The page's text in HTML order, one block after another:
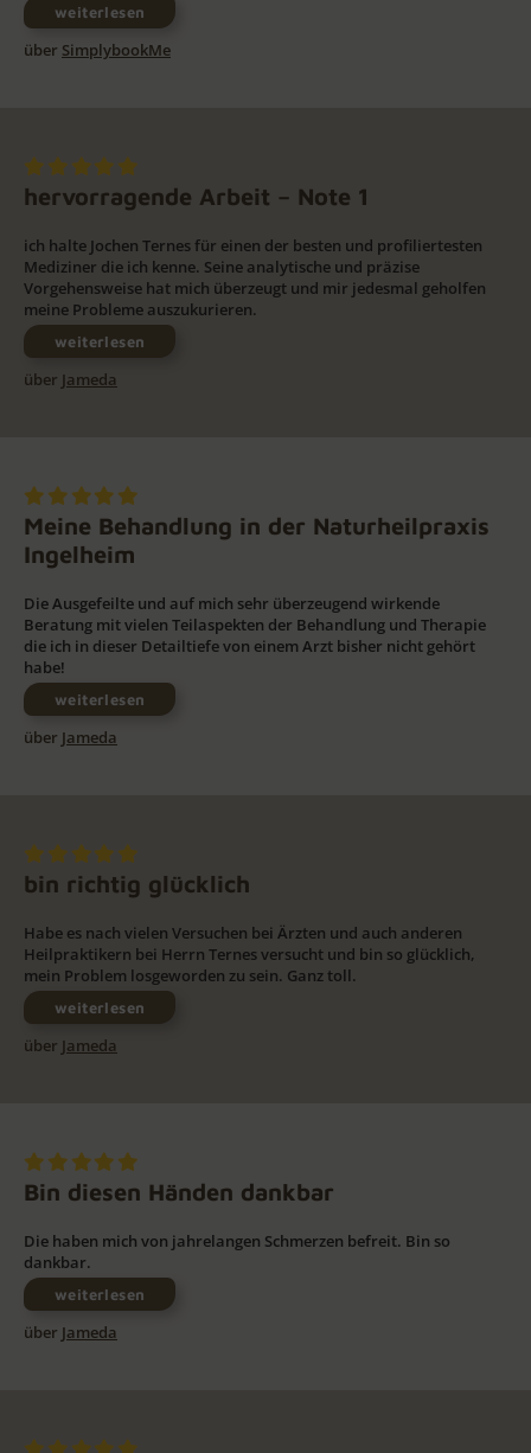
weiterlesen
über SimplybookMe
hervorragende Arbeit – Note 1
ich halte Jochen Ternes für einen der besten und profiliertesten
Mediziner die ich kenne. Seine analytische und präzise
Vorgehensweise hat mich überzeugt und mir jedesmal geholfen
meine Probleme auszukurieren.
weiterlesen
über Jameda
Meine Behandlung in der Naturheilpraxis
Ingelheim
Die Ausgefeilte und auf mich sehr überzeugend wirkende
Beratung mit vielen Teilaspekten der Behandlung und Therapie
die ich in dieser Detailtiefe von einem Arzt bisher nicht gehört
habe!
weiterlesen
über Jameda
bin richtig glücklich
Habe es nach vielen Versuchen bei Ärzten und auch anderen
Heilpraktikern bei Herrn Ternes versucht und bin so glücklich,
mein Problem losgeworden zu sein. Ganz toll.
weiterlesen
über Jameda
Bin diesen Händen dankbar
Die haben mich von jahrelangen Schmerzen befreit. Bin so
dankbar.
weiterlesen
über Jameda